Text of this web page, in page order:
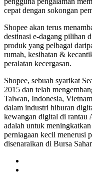
cepat dengan sokongan
Shopee akan terus
destinasi e-dagang pilihan
produk yang pelbagai
rumah, kesihatan &
peralatan kecergasan.
Shopee, sebuah syarikat
2015 dan telah
Taiwan, Indonesia,
dalam industri hiburan
kewangan digital di rantau
adalah untuk
perniagaan kecil menerusi
disenaraikan di Bursa